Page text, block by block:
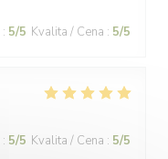
: 5/5 Kvalita / Cena : 5/5
: 5/5 Kvalita / Cena : 5/5